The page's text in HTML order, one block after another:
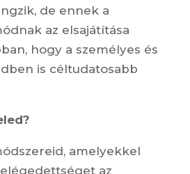
de ennek a
az elsajátítása
hogy a személyes és
is céltudatosabb
amelyekkel
az